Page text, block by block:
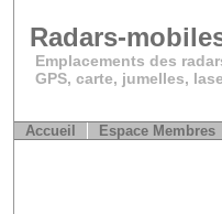
Radars-
Emplacements des
GPS, carte, jumelles,
Accueil Espace Membres